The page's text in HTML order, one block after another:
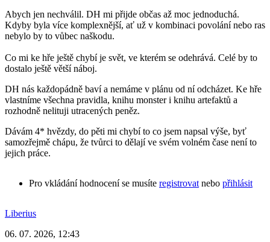
Abych jen nechválil. DH mi přijde občas až moc jednoduchá.
Kdyby byla více komplexnější, ať už v kombinaci povolání nebo ras
nebylo by to vůbec naškodu.
Co mi ke hře ještě chybí je svět, ve kterém se odehrává. Celé by to
dostalo ještě větší náboj.
DH nás každopádně baví a nemáme v plánu od ní odcházet. Ke hře
vlastníme všechna pravidla, knihu monster i knihu artefaktů a
rozhodně nelituji utracených peněz.
Dávám 4* hvězdy, do pěti mi chybí to co jsem napsal výše, byť
samozřejmě chápu, že tvůrci to dělají ve svém volném čase není to
jejich práce.
Pro vkládání hodnocení se musíte registrovat nebo přihlásit
Liberius
06. 07. 2026, 12:43